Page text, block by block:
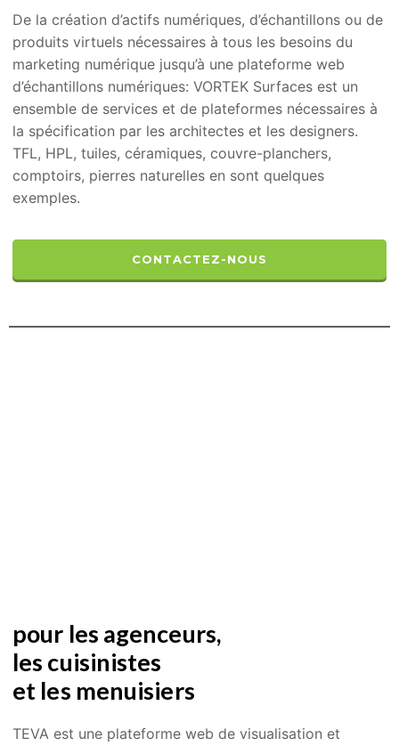
De la création d’actifs numériques, d’échantillons ou de
produits virtuels nécessaires à tous les besoins du
marketing numérique jusqu’à une plateforme web
d’échantillons numériques: VORTEK Surfaces est un
ensemble de services et de plateformes nécessaires à
la spécification par les architectes et les designers.
TFL, HPL, tuiles, céramiques, couvre-planchers,
comptoirs, pierres naturelles en sont quelques
exemples.
CONTACTEZ-NOUS
pour les agenceurs,
les cuisinistes
et les menuisiers
TEVA est une plateforme web de visualisation et